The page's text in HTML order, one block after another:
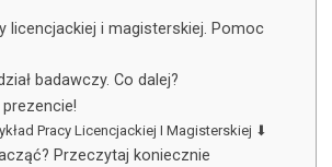
licencjackiej i magisterskiej. Pomoc
badawczy. Co dalej?
Pracy Licencjackiej I Magisterskiej ⬇
Przeczytaj koniecznie